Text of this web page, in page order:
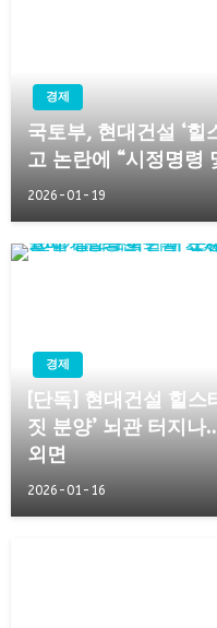
경제
국토부, 현대건설 ‘힐
고 논란에 “시정명령
2026-01-19
경제
[단독] 현대건설 힐스
짓 분양’ 뇌관 터지
외면
2026-01-16